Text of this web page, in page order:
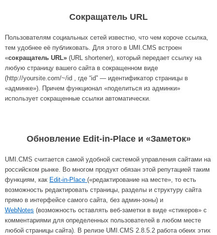
Сокращатель URL
Пользователям социальных сетей известно, что чем короче ссылка,
тем удобнее её публиковать. Для этого в UMI.CMS встроен
«сокращатель URL» (URL shortener), который передает ссылку на
любую страницу вашего сайта в сокращенном виде
(http://yoursite.com/~/id , где “id” — идентификатор страницы в
«админке»). Причем функционал «поделиться из админки»
использует сокращенные ссылки автоматически.
Обновление Edit-in-Place и «Заметок»
UMI.CMS считается самой удобной системой управления сайтами на
российском рынке. Во многом продукт обязан этой репутацией таким
функциям, как Edit-in-Place («редактирование на месте», то есть
возможность редактировать страницы, разделы и структуру сайта
прямо в интерфейсе самого сайта, без админ-зоны) и
WebNotes (возможность оставлять веб-заметки в виде «стикеров» с
комментариями для определенных пользователей в любом месте
любой страницы сайта). В релизе UMI.CMS 2.8.5.2 работа обеих этих